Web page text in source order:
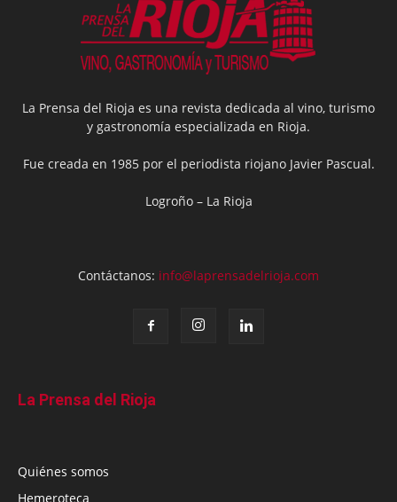
La Prensa del Rioja es una revista dedicada al vino, turismo
y gastronomía especializada en Rioja.
Fue creada en 1985 por el periodista riojano Javier Pascual.
Logroño – La Rioja
Contáctanos: info@laprensadelrioja.com
La Prensa del Rioja
Quiénes somos
Hemeroteca